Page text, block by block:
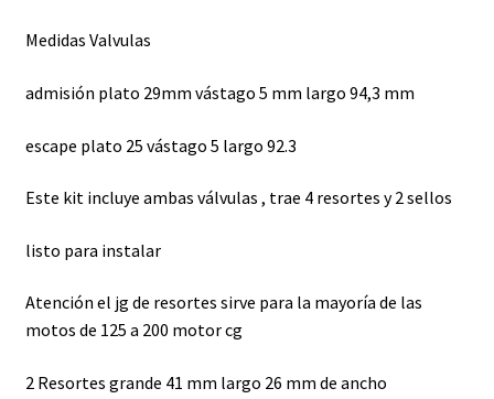
Medidas Valvulas
admisión plato 29mm vástago 5 mm largo 94,3 mm
escape plato 25 vástago 5 largo 92.3
Este kit incluye ambas válvulas , trae 4 resortes y 2 sellos
listo para instalar
Atención el jg de resortes sirve para la mayoría de las
motos de 125 a 200 motor cg
2 Resortes grande 41 mm largo 26 mm de ancho